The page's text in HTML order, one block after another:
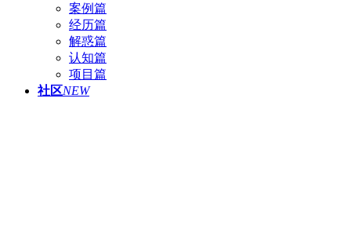
案例篇
经历篇
解惑篇
认知篇
项目篇
社区NEW